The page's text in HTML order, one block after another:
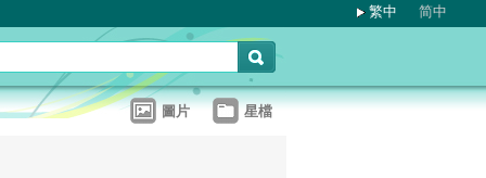
繁中 简中
圖片 星檔